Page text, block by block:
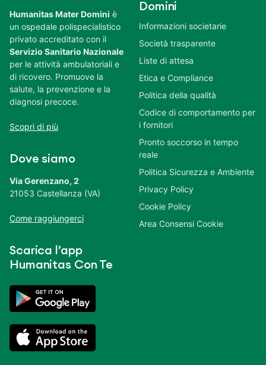
Humanitas Mater Domini è
un ospedale polispecialistico
privato accreditato con il
Servizio Sanitario Nazionale
per le attività ambulatoriali e
di ricovero. Promuove la
salute, la prevenzione e la
diagnosi precoce.
Scopri di più
Dove siamo
Via Gerenzano, 2
21053 Castellanza (VA)
Come raggiungerci
Scarica l’app
Humanitas Con Te
Domini
Informazioni societarie
Società trasparente
Liste di attesa
Etica e Compliance
Politica della qualità
Codice di comportamento per
i fornitori
Pronto soccorso in tempo
reale
Politica Sicurezza e Ambiente
Privacy Policy
Cookie Policy
Area Consensi Cookie